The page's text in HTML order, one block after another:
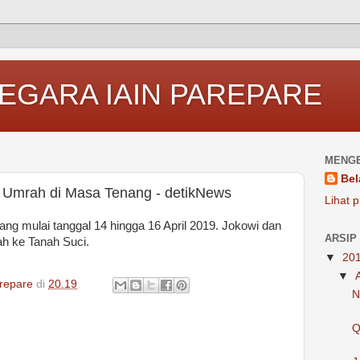
IAIN PAREPARE
di Masa Tenang - detikNews
mulai tanggal 14 hingga 16 April 2019. Jokowi dan
ke Tanah Suci.
di 20.19
Lihat
ARSIP
▼
▼